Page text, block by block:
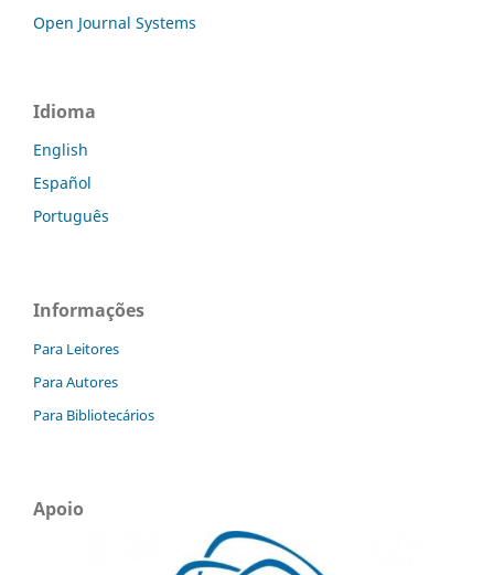
Open Journal Systems
Idioma
English
Español
Português
Informações
Para Leitores
Para Autores
Para Bibliotecários
Apoio